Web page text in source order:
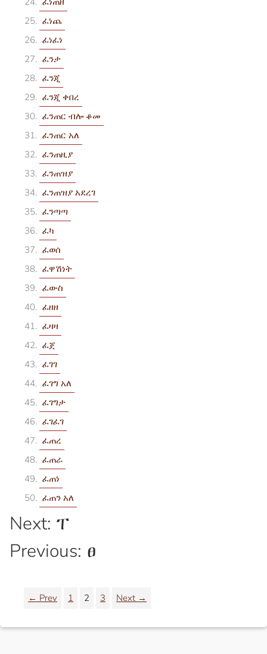
ፈነጨ
ፈነፈነ
ፈንታ
ፈንጂ
ፈንጂ ቀበረ
ፈንጠር ብሎ ቆመ
ፈንጠር አለ
ፈንጠዚያ
ፈንጠዝያ
ፈንጠዝያ አደረገ
ፈንጣጣ
ፈካ
ፈወሰ
ፈዋሽነት
ፈውስ
ፈዘዘ
ፈዛዛ
ፈጀ
ፈገገ
ፈገግ አለ
ፈገግታ
ፈገፈገ
ፈጠረ
ፈጠራ
ፈጠነ
ፈጠን አለ
Next: ፐ
Previous: ፀ
← Prev 1 2 3 Next →